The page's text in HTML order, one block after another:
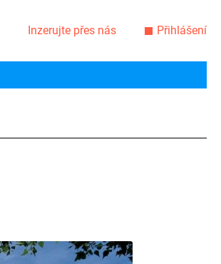
Inzerujte přes nás Přihlášení